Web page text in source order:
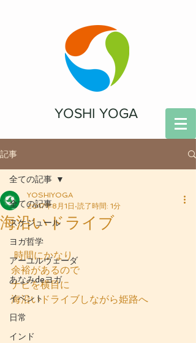
YOSHI YOGA
記事
全ての記事
スケジュール
ヨガ哲学
アーユルヴェーダ
あなみdeヨガ
イベント
日常
インド
全ての記事
海沿いドライブ
YOSHIYOGA
2017年8月1日 読了時間: 1分
時間にかなり
余裕があるので
ナビを横目に
海沿いドライブしながら姫路へ